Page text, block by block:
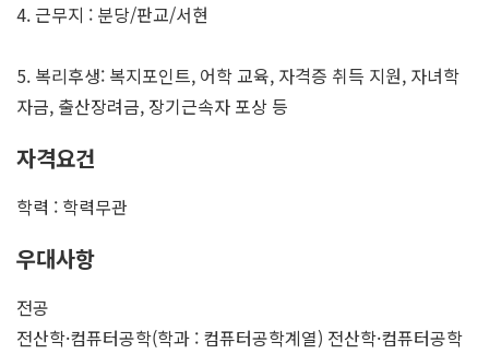
4. 근무지 : 분당/판교/서현
5. 복리후생: 복지포인트, 어학 교육, 자격증 취득 지원, 자녀학
자금, 출산장려금, 장기근속자 포상 등
자격요건
학력 : 학력무관
우대사항
전공
전산학·컴퓨터공학(학과 : 컴퓨터공학계열) 전산학·컴퓨터공학